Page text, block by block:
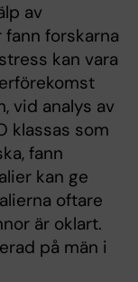
av
forskarna
kan vara
vid analys av
klassas som
fann
kan ge
oftare
är oklart.
på män i